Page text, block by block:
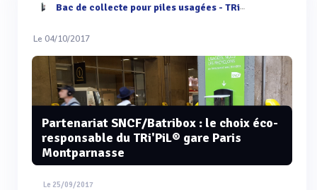
Bac de collecte pour piles usagées - TRi'PiL®
Le 04/10/2017
Partenariat SNCF/Batribox : le choix éco-
responsable du TRi'PiL® gare Paris
Montparnasse
Le 25/09/2017